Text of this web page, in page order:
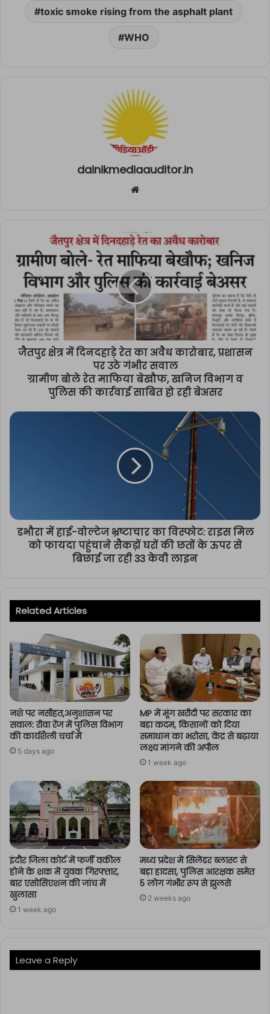
toxic smoke rising from the asphalt plant
WHO
dainikmediaauditor.in
Website
जैतपुर क्षेत्र में दिनदहाड़े रेत का अवैध कारोबार, प्रशासन
पर उठे गंभीर सवाल
ग्रामीण बोले रेत माफिया बेखौफ, खनिज विभाग व
पुलिस की कार्रवाई साबित हो रही बेअसर
डभौरा में हाई-वोल्टेज भ्रष्टाचार का विस्फोट: राइस मिल
को फायदा पहुंचाने सैकड़ों घरों की छतों के ऊपर से
बिछाई जा रही 33 केवी लाइन
Related Articles
नशे पर नसीहत,अनुशासन पर
सवाल: रीवा रेंज में पुलिस विभाग
की कार्यशैली चर्चा में
5 days ago
MP में मूंग खरीदी पर सरकार का
बड़ा कदम, किसानों को दिया
समाधान का भरोसा, केंद्र से बढ़ाया
लक्ष्य मांगने की अपील
1 week ago
इंदौर जिला कोर्ट में फर्जी वकील
होने के शक में युवक गिरफ्तार,
बार एसोसिएशन की जांच में
खुलासा
1 week ago
मध्य प्रदेश में सिलेंडर ब्लास्ट से
बड़ा हादसा, पुलिस आरक्षक समेत
5 लोग गंभीर रूप से झुलसे
2 weeks ago
Leave a Reply